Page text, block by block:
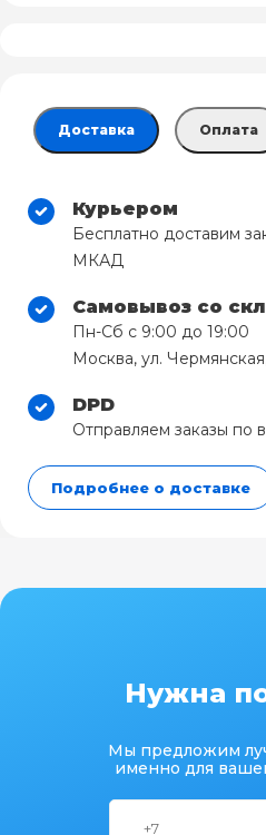
Доставка Оплата
Курьером
Бесплатно доставим
МКАД
Самовывоз со
Пн-Сб с 9:00 до 19:00
Москва, ул. Чермянская,
DPD
Отправляем заказы по
Подробнее о доставке
Нужна
Мы предложим
именно для